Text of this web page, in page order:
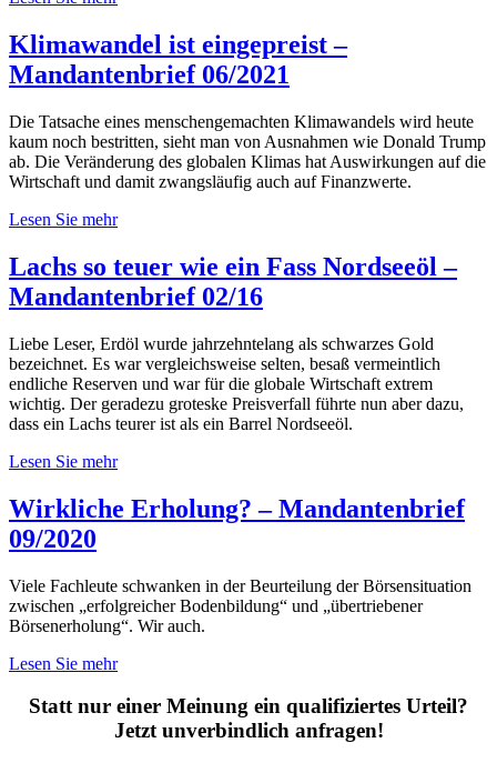
Klimawandel ist eingepreist –
Mandantenbrief 06/2021
Die Tatsache eines menschengemachten Klimawandels wird heute
kaum noch bestritten, sieht man von Ausnahmen wie Donald Trump
ab. Die Veränderung des globalen Klimas hat Auswirkungen auf die
Wirtschaft und damit zwangsläufig auch auf Finanzwerte.
Lesen Sie mehr
Lachs so teuer wie ein Fass Nordseeöl –
Mandantenbrief 02/16
Liebe Leser, Erdöl wurde jahrzehntelang als schwarzes Gold
bezeichnet. Es war vergleichsweise selten, besaß vermeintlich
endliche Reserven und war für die globale Wirtschaft extrem
wichtig. Der geradezu groteske Preisverfall führte nun aber dazu,
dass ein Lachs teurer ist als ein Barrel Nordseeöl.
Lesen Sie mehr
Wirkliche Erholung? – Mandantenbrief
09/2020
Viele Fachleute schwanken in der Beurteilung der Börsensituation
zwischen „erfolgreicher Bodenbildung“ und „übertriebener
Börsenerholung“. Wir auch.
Lesen Sie mehr
Statt nur einer Meinung ein qualifiziertes Urteil?
Jetzt unverbindlich anfragen!